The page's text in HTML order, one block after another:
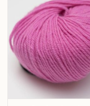
een Belgisch bedrijf,
bijbestellen op vraag.